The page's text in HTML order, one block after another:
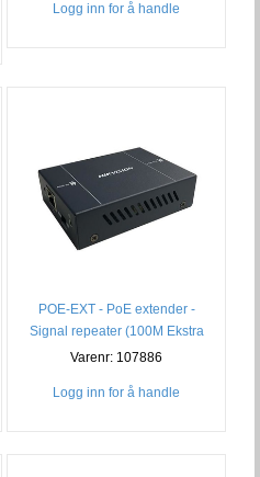
Logg inn for å handle
POE-EXT - PoE extender -
Signal repeater (100M Ekstra
PoE)
Varenr: 107886
Logg inn for å handle